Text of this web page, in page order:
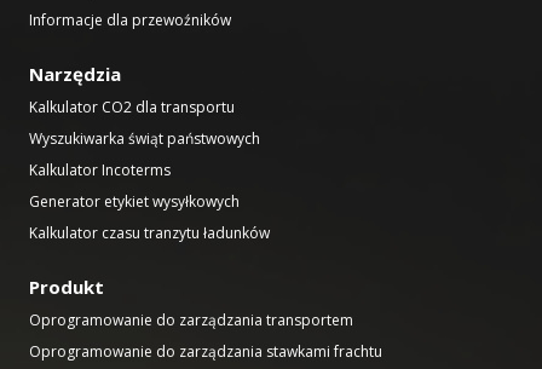
Informacje dla przewoźników
Narzędzia
Kalkulator CO2 dla transportu
Wyszukiwarka świąt państwowych
Kalkulator Incoterms
Generator etykiet wysyłkowych
Kalkulator czasu tranzytu ładunków
Produkt
Oprogramowanie do zarządzania transportem
Oprogramowanie do zarządzania stawkami frachtu